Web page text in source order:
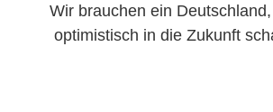
Wir brauchen ein
optimistisch in die Zukunft